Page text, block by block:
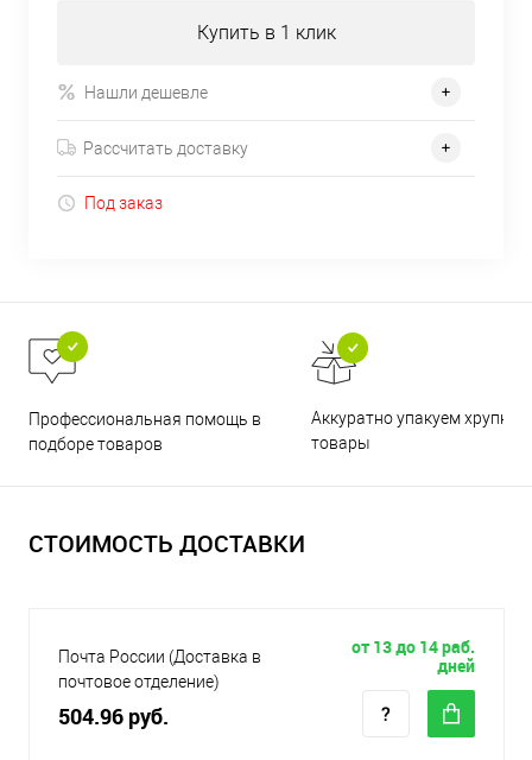
Купить в 1 клик
Нашли дешевле
Рассчитать доставку
Под заказ
Профессиональная помощь в
подборе товаров
Аккуратно упакуем хрупкие
товары
СТОИМОСТЬ ДОСТАВКИ
Почта России (Доставка в
почтовое отделение)
504.96 руб.
от 13 до 14 раб.
дней